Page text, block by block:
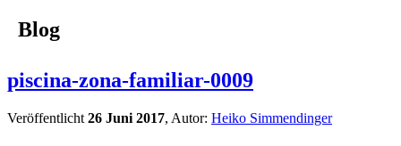
Blog
piscina-zona-familiar-0009
Veröffentlicht 26 Juni 2017, Autor: Heiko Simmendinger